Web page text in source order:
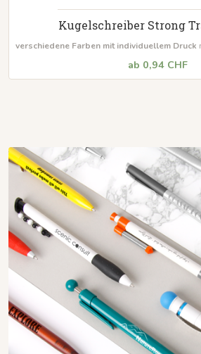
Kugelschreiber Strong
verschiedene Farben mit individuellem Druck
ab 0,94 CHF